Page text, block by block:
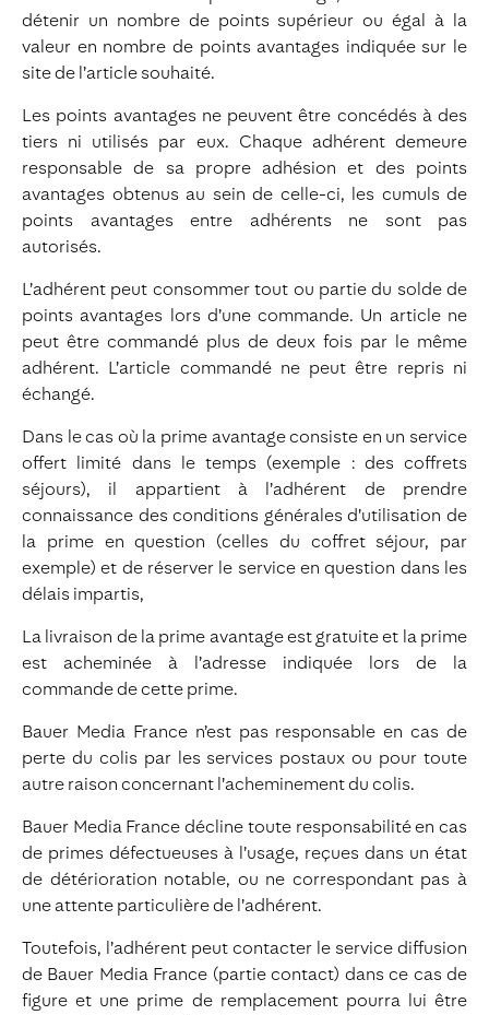
détenir un nombre de points supérieur ou égal à la
valeur en nombre de points avantages indiquée sur le
site de l’article souhaité.
Les points avantages ne peuvent être concédés à des
tiers ni utilisés par eux. Chaque adhérent demeure
responsable de sa propre adhésion et des points
avantages obtenus au sein de celle-ci, les cumuls de
points avantages entre adhérents ne sont pas
autorisés.
L’adhérent peut consommer tout ou partie du solde de
points avantages lors d’une commande. Un article ne
peut être commandé plus de deux fois par le même
adhérent. L’article commandé ne peut être repris ni
échangé.
Dans le cas où la prime avantage consiste en un service
offert limité dans le temps (exemple : des coffrets
séjours), il appartient à l’adhérent de prendre
connaissance des conditions générales d’utilisation de
la prime en question (celles du coffret séjour, par
exemple) et de réserver le service en question dans les
délais impartis,
La livraison de la prime avantage est gratuite et la prime
est acheminée à l’adresse indiquée lors de la
commande de cette prime.
Bauer Media France n’est pas responsable en cas de
perte du colis par les services postaux ou pour toute
autre raison concernant l’acheminement du colis.
Bauer Media France décline toute responsabilité en cas
de primes défectueuses à l’usage, reçues dans un état
de détérioration notable, ou ne correspondant pas à
une attente particulière de l’adhérent.
Toutefois, l’adhérent peut contacter le service diffusion
de Bauer Media France (partie contact) dans ce cas de
figure et une prime de remplacement pourra lui être